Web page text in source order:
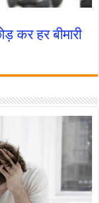
कर हर बीमारी